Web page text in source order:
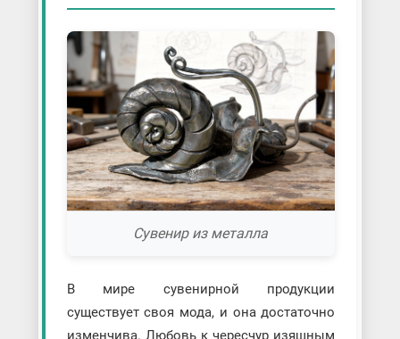
Сувенир из металла
В мире сувенирной продукции
существует своя мода, и она достаточно
изменчива. Любовь к чересчур изящным